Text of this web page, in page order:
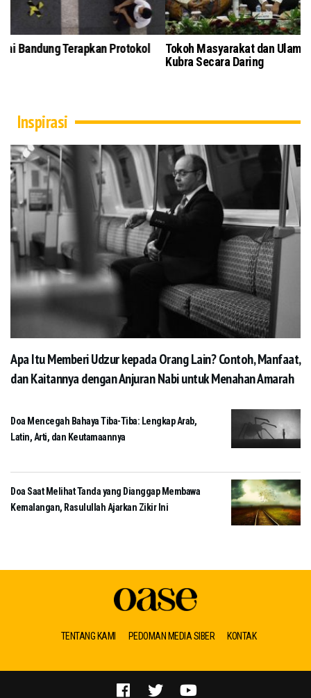
Salat Jumat di Masjid Pusdai Bandung Terapkan Protokol
Inspirasi
Apa Itu Memberi Udzur kepada Orang Lain? Contoh, Manfaat,
dan Kaitannya dengan Anjuran Nabi untuk Menahan Amarah
Doa Mencegah Bahaya Tiba-Tiba: Lengkap Arab,
Latin, Arti, dan Keutamaannya
Doa Saat Melihat Tanda yang Dianggap Membawa
Kemalangan, Rasulullah Ajarkan Zikir Ini
TENTANG KAMI PEDOMAN MEDIA SIBER KONTAK